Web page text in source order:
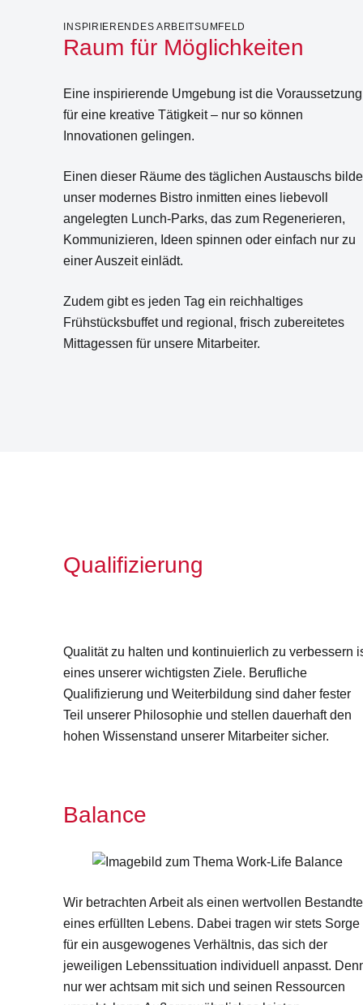
INSPIRIERENDES ARBEITSUMFELD
Raum für Möglichkeiten
Eine inspirierende Umgebung ist die Voraussetzung
für eine kreative Tätigkeit – nur so können
Innovationen gelingen.
Einen dieser Räume des täglichen Austauschs
unser modernes Bistro inmitten eines liebevoll
angelegten Lunch-Parks, das zum Regenerieren,
Kommunizieren, Ideen spinnen oder einfach nur zu
einer Auszeit einlädt.
Zudem gibt es jeden Tag ein reichhaltiges
Frühstücksbuffet und regional, frisch zubereitetes
Mittagessen für unsere Mitarbeiter.
Qualifizierung
Qualität zu halten und kontinuierlich zu verbessern
eines unserer wichtigsten Ziele. Berufliche
Qualifizierung und Weiterbildung sind daher fester
Teil unserer Philosophie und stellen dauerhaft den
hohen Wissenstand unserer Mitarbeiter sicher.
Balance
Wir betrachten Arbeit als einen wertvollen
eines erfüllten Lebens. Dabei tragen wir stets Sorge
für ein ausgewogenes Verhältnis, das sich der
jeweiligen Lebenssituation individuell anpasst.
nur wer achtsam mit sich und seinen Ressourcen